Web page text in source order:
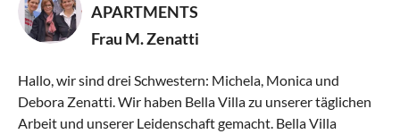
APARTMENTS
Frau M. Zenatti
Hallo, wir sind drei Schwestern: Michela, Monica und
Debora Zenatti. Wir haben Bella Villa zu unserer täglichen
Arbeit und unserer Leidenschaft gemacht. Bella Villa